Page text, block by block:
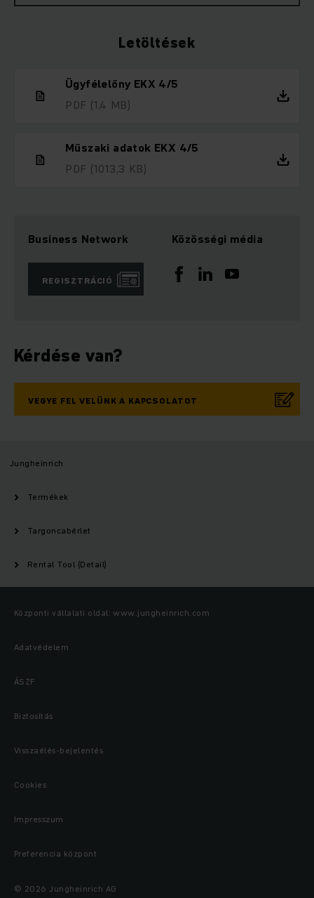
Letöltések
Ügyfélelőny EKX 4/5
PDF (1,4 MB)
Műszaki adatok EKX 4/5
PDF (1013,3 KB)
Business Network
REGISZTRÁCIÓ
Közösségi média
Kérdése van?
VEGYE FEL VELÜNK A KAPCSOLATOT
Jungheinrich
Termékek
Targoncabérlet
Rental Tool (Detail)
Központi vállalati oldal: www.jungheinrich.com
Adatvédelem
ÁSZF
Biztosítás
Visszaélés-bejelentés
Cookies
Impresszum
Preferencia központ
© 2026 Jungheinrich AG